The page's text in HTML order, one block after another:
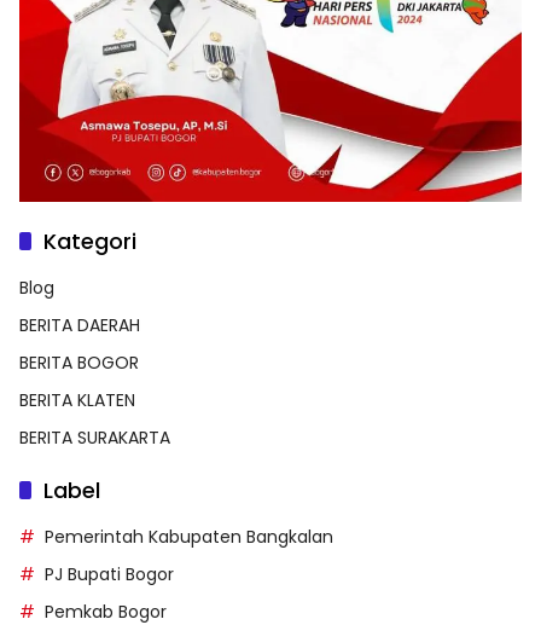
Kategori
Blog
BERITA DAERAH
BERITA BOGOR
BERITA KLATEN
BERITA SURAKARTA
Label
Pemerintah Kabupaten Bangkalan
PJ Bupati Bogor
Pemkab Bogor